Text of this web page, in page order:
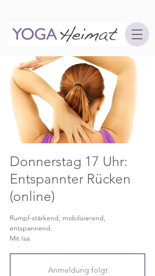
Donnerstag 17 Uhr:
Entspannter Rücken
(online)
Rumpf-stärkend, mobilisierend,
entspannend.
Mit Isa.
Anmeldung folgt